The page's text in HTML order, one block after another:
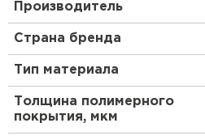
Производитель
Страна бренда
Тип материала
Толщина полимерного
покрытия, мкм